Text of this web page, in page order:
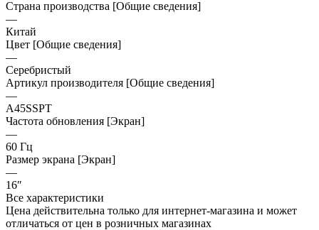
Страна производства [Общие сведения]
—
Китай
Цвет [Общие сведения]
—
Серебристый
Артикул производителя [Общие сведения]
—
A45SSPT
Частота обновления [Экран]
—
60 Гц
Размер экрана [Экран]
—
16″
Все характеристики
Цена действительна только для интернет-магазина и может
отличаться от цен в розничных магазинах